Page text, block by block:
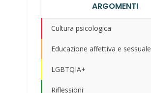
ARGOMENTI
Cultura psicologica
Educazione affettiva e sessuale
LGBTQIA+
Riflessioni